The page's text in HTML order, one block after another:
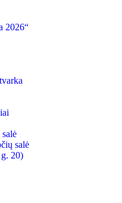
2026“
salė
20)